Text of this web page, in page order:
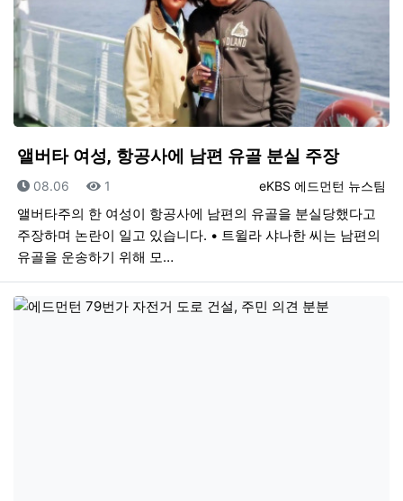
앨버타 여성, 항공사에 남편 유골 분실 주장
등록자
eKBS 에드먼턴 뉴스팀
등록일
08.06 조회
1
앨버타주의 한 여성이 항공사에 남편의 유골을 분실당했다고
주장하며 논란이 일고 있습니다. • 트윌라 샤나한 씨는 남편의
유골을 운송하기 위해 모…